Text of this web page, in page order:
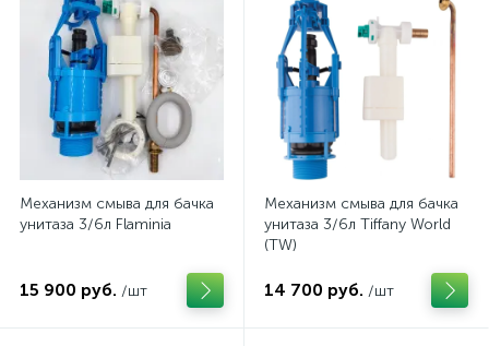
Механизм смыва для бачка
унитаза 3/6л Flaminia
15 900 руб. /шт
Механизм смыва для бачка
унитаза 3/6л Tiffany World
(TW)
14 700 руб. /шт